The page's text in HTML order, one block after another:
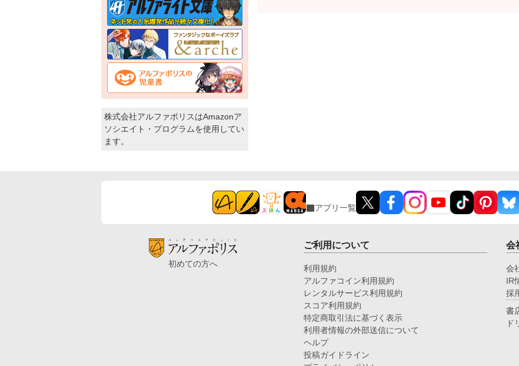
株式会社アルファポリスはAmazonア
ソシエイト・プログラムを使用してい
ます。
アプリ一覧
初めての方へ
ご利用について
利用規約
アルファコイン利用規約
レンタルサービス利用規約
スコア利用規約
特定商取引法に基づく表示
利用者情報の外部送信について
ヘルプ
投稿ガイドライン
会
会
IR
採
書
ド